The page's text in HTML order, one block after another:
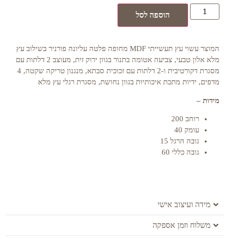
הוספה לסל
המוצר עשוי עץ תעשייתי MDF מחופה פלטה עליונה פורניר בשילוב עץ
מלא אלון טבעי, צביעה אטומה בתנור בגוון ירוק זית, מעוצב 2 דלתות עם
מסגרת דקורטיבית ו-2 דלתות עם זכוכית סבתא, מנגנון טריקה שקטה, 4
מדפים, ידיות מתכת איכותיות בגוון נחושת, מסגרת רגלי עץ מלא
מידות –
רוחב 200
עומק 40
גובה הרגל 15
גובה כללי 60
מידה ועיצוב אישי
משלוח וזמן אספקה